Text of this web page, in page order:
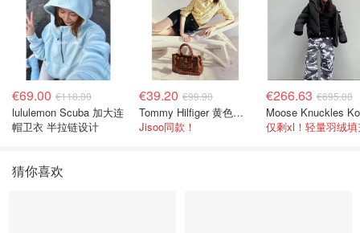
€69.00 €118.00
lululemon Scuba 加大连
帽卫衣 半拉链设计
€39.20 €99.90
Tommy Hilfiger 黄色条纹衬衫
Jisoo同款！
€266.63 €695.00
猜你喜欢